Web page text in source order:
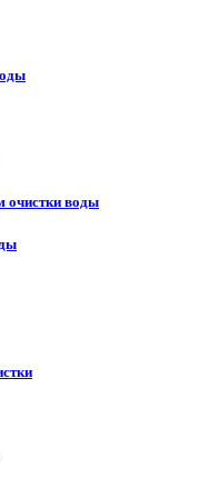
очистки воды